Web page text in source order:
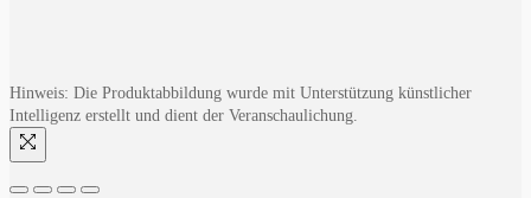
Hinweis: Die Produktabbildung wurde mit Unterstützung künstlicher
Intelligenz erstellt und dient der Veranschaulichung.